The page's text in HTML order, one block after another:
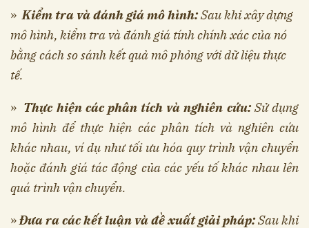
» Kiểm tra và đánh giá mô hình:Sau khi xây dựng
mô hình, kiểm tra và đánh giá tính chính xác của nó
bằng cách so sánh kết quả mô phỏng với dữ liệu thực
tế.
» Thực hiện các phân tích và nghiên cứu:Sử dụng
mô hình để thực hiện các phân tích và nghiên cứu
khác nhau, ví dụ như tối ưu hóa quy trình vận chuyển
hoặc đánh giá tác động của các yếu tố khác nhau lên
quá trình vận chuyển.
»Đưa ra các kết luận và đề xuất giải pháp:Sau khi